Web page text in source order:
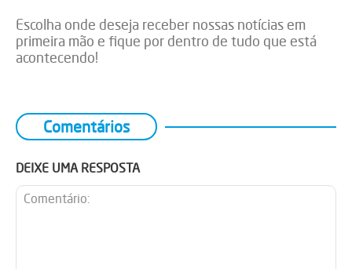
Escolha onde deseja receber nossas notícias em
primeira mão e fique por dentro de tudo que está
acontecendo!
Comentários
DEIXE UMA RESPOSTA